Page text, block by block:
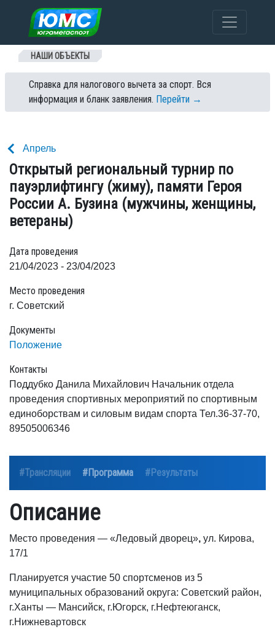
Перейти к содержанию
НАШИ ОБЪЕКТЫ
Справка для налогового вычета за спорт. Вся
информация и бланк заявления. Перейти →
Апрель
Открытый региональный турнир по
пауэрлифтингу (жиму), памяти Героя
России А. Бузина (мужчины, женщины,
ветераны)
Дата проведения
21/04/2023 - 23/04/2023
Место проведения
г. Советский
Документы
Положение
Контакты
Поддубко Данила Михайлович Начальник отдела
проведения спортивных мероприятий по спортивным
единоборствам и силовым видам спорта Тел.36-37-70,
89505006346
#Трансляции #Программа #Результаты
Описание
Место проведения — «Ледовый дворец», ул. Кирова,
17/1
Планируется участие 50 спортсменов из 5
муниципальных образований округа: Советский район,
г.Ханты — Мансийск, г.Югорск, г.Нефтеюганск,
г.Нижневартовск